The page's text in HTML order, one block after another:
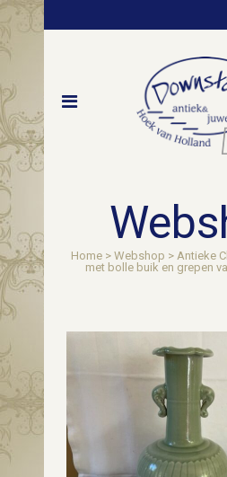
Home> Webshop > Antieke
met bolle buik en grepen